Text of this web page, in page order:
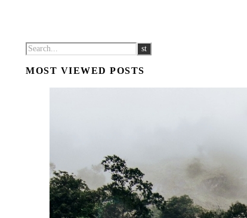
MOST VIEWED POSTS